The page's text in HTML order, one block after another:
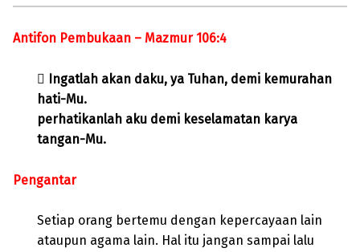
Antifon Pembukaan – Mazmur 106:4
 Ingatlah akan daku, ya Tuhan, demi kemurahan
hati-Mu.
perhatikanlah aku demi keselamatan karya
tangan-Mu.
Pengantar
Setiap orang bertemu dengan kepercayaan lain
ataupun agama lain. Hal itu jangan sampai lalu